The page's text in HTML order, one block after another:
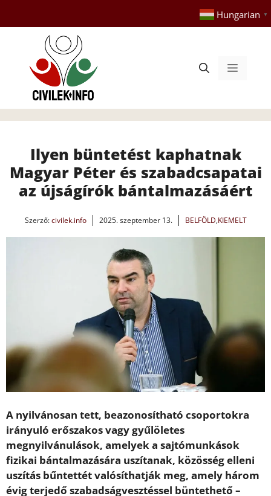
tartalomba
Hungarian ▼
Menü
Ilyen büntetést kaphatnak
Magyar Péter és szabadcsapatai
az újságírók bántalmazásáért
Szerző:civilek.info 2025. szeptember 13. BELFÖLD,KIEMELT
A nyilvánosan tett, beazonosítható csoportokra
irányuló erőszakos vagy gyűlöletes
megnyilvánulások, amelyek a sajtómunkások
fizikai bántalmazására uszítanak, közösség elleni
uszítás bűntettét valósíthatják meg, amely három
évig terjedő szabadságvesztéssel büntethető –